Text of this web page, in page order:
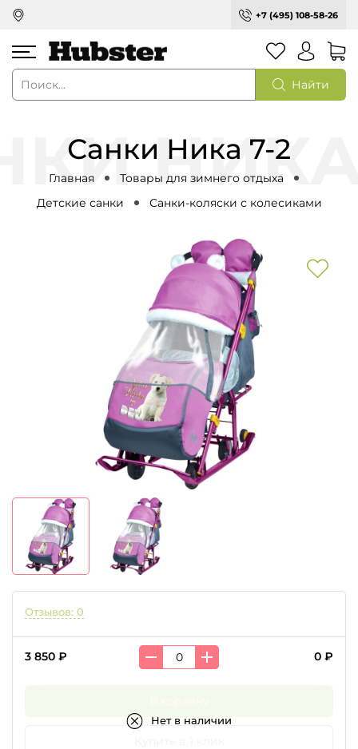
+7 (495) 108-58-26
Найти
Санки Ника 7-2
Главная
Товары для зимнего отдыха
Детские санки
Санки-коляски с колесиками
Отзывов: 0
3 850 ₽ 0 ₽
Нет в наличии